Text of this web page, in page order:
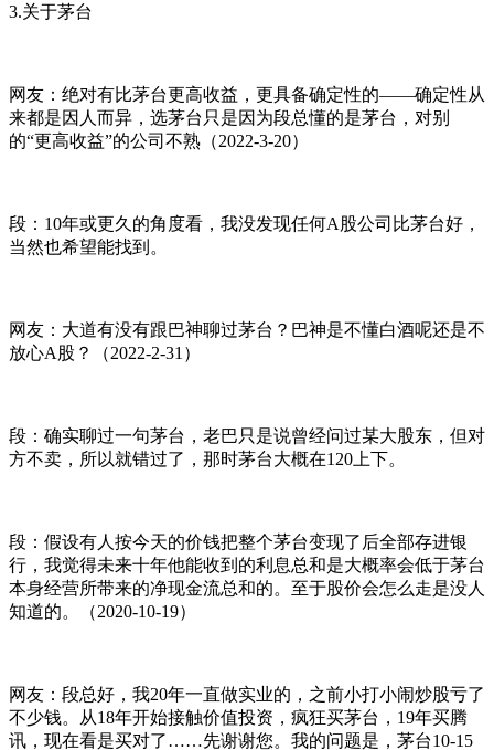
3.关于茅台
网友：绝对有比茅台更高收益，更具备确定性的——确定性从
来都是因人而异，选茅台只是因为段总懂的是茅台，对别
的“更高收益”的公司不熟（2022-3-20）
段：10年或更久的角度看，我没发现任何A股公司比茅台好，
当然也希望能找到。
网友：大道有没有跟巴神聊过茅台？巴神是不懂白酒呢还是不
放心A股？（2022-2-31）
段：确实聊过一句茅台，老巴只是说曾经问过某大股东，但对
方不卖，所以就错过了，那时茅台大概在120上下。
段：假设有人按今天的价钱把整个茅台变现了后全部存进银
行，我觉得未来十年他能收到的利息总和是大概率会低于茅台
本身经营所带来的净现金流总和的。至于股价会怎么走是没人
知道的。（2020-10-19）
网友：段总好，我20年一直做实业的，之前小打小闹炒股亏了
不少钱。从18年开始接触价值投资，疯狂买茅台，19年买腾
讯，现在看是买对了……先谢谢您。我的问题是，茅台10-15